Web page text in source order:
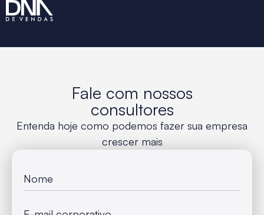
Fale com nossos
consultores
Entenda hoje como podemos fazer sua empresa
crescer mais